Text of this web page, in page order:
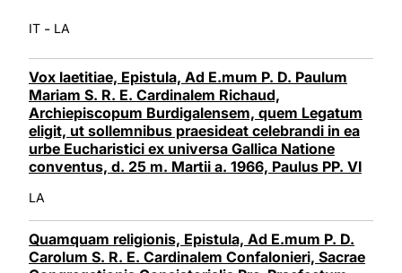
IT - LA
Vox laetitiae, Epistula, Ad E.mum P. D. Paulum
Mariam S. R. E. Cardinalem Richaud,
Archiepiscopum Burdigalensem, quem Legatum
eligit, ut sollemnibus praesideat celebrandi in ea
urbe Eucharistici ex universa Gallica Natione
conventus, d. 25 m. Martii a. 1966, Paulus PP. VI
LA
Quamquam religionis, Epistula, Ad E.mum P. D.
Carolum S. R. E. Cardinalem Confalonieri, Sacrae